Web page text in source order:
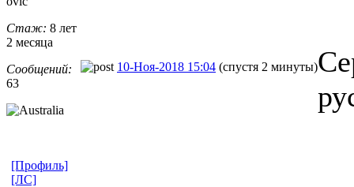
Стаж: 8 лет
2 месяца
Сообщений:
63
10-Ноя-2018 15:04 (спустя 2 минуты)
[Профиль]
[ЛС]